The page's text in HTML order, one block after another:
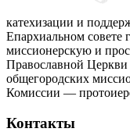
катехизации и
Епархиальном совете
миссионерскую и
Православной
общегородских
Комиссии —
Контакты